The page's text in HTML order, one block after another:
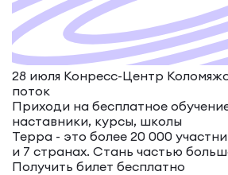
28 июля Конресс-Центр
поток
Приходи на бесплатное
наставники, курсы, школы
Терра - это более 20 000
и 7 странах. Стань частью
Получить билет бесплатно